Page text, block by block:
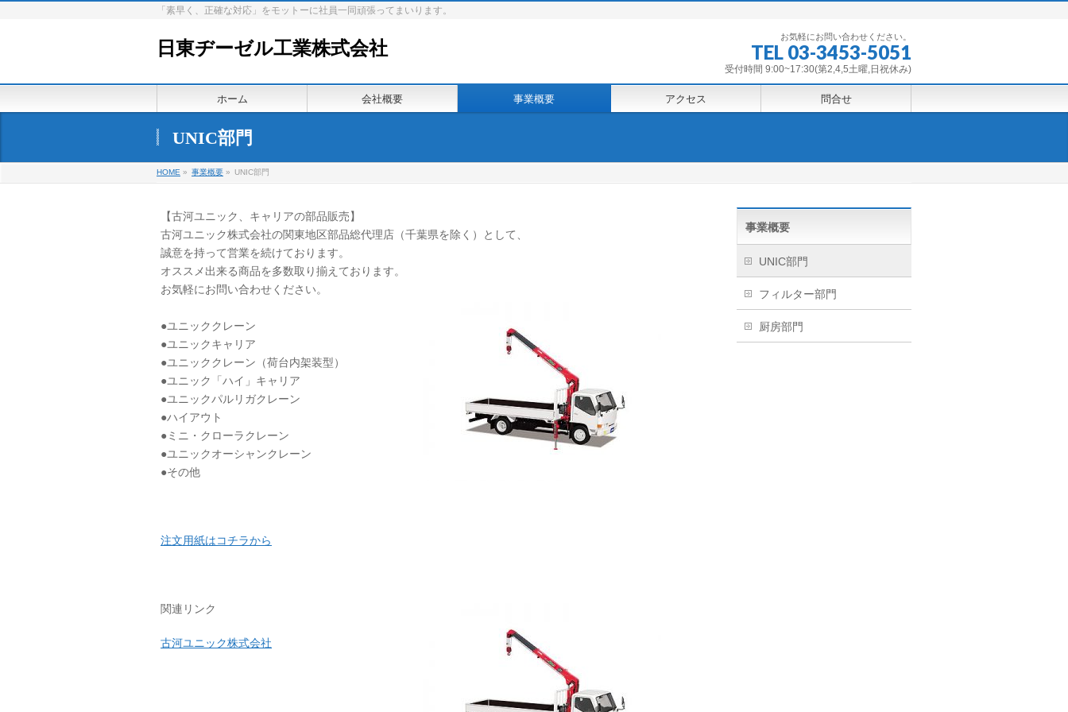
「素早く、正確な対応」をモットーに社員一同頑張ってまいります。
日東ヂーゼル工業株式会社
お気軽にお問い合わせください。
TEL 03-3453-5051
受付時間 9:00~17:30(第2,4,5土曜,日祝休み)
ホーム 会社概要 事業概要 アクセス 問合せ
UNIC部門
HOME » 事業概要 » UNIC部門
【古河ユニック、キャリアの部品販売】
古河ユニック株式会社の関東地区部品総代理店（千葉県を除く）として、
誠意を持って営業を続けております。
オススメ出来る商品を多数取り揃えております。
お気軽にお問い合わせください。
●ユニッククレーン
●ユニックキャリア
●ユニッククレーン（荷台内架装型）
●ユニック「ハイ」キャリア
●ユニックパルリガクレーン
●ハイアウト
●ミニ・クローラクレーン
●ユニックオーシャンクレーン
●その他
注文用紙はコチラから
関連リンク
古河ユニック株式会社
事業概要
UNIC部門
フィルター部門
厨房部門